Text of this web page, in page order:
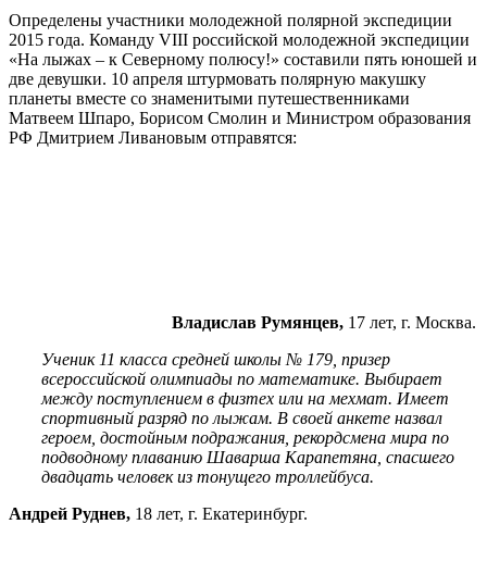
Определены участники молодежной полярной экспедиции
2015 года. Команду VIII российской молодежной экспедиции
«На лыжах – к Северному полюсу!» составили пять юношей и
две девушки. 10 апреля штурмовать полярную макушку
планеты вместе со знаменитыми путешественниками
Матвеем Шпаро, Борисом Смолин и Министром образования
РФ Дмитрием Ливановым отправятся:
Владислав Румянцев, 17 лет, г. Москва.
Ученик 11 класса средней школы № 179, призер
всероссийской олимпиады по математике. Выбирает
между поступлением в физтех или на мехмат. Имеет
спортивный разряд по лыжам. В своей анкете назвал
героем, достойным подражания, рекордсмена мира по
подводному плаванию Шаварша Карапетяна, спасшего
двадцать человек из тонущего троллейбуса.
Андрей Руднев, 18 лет, г. Екатеринбург.